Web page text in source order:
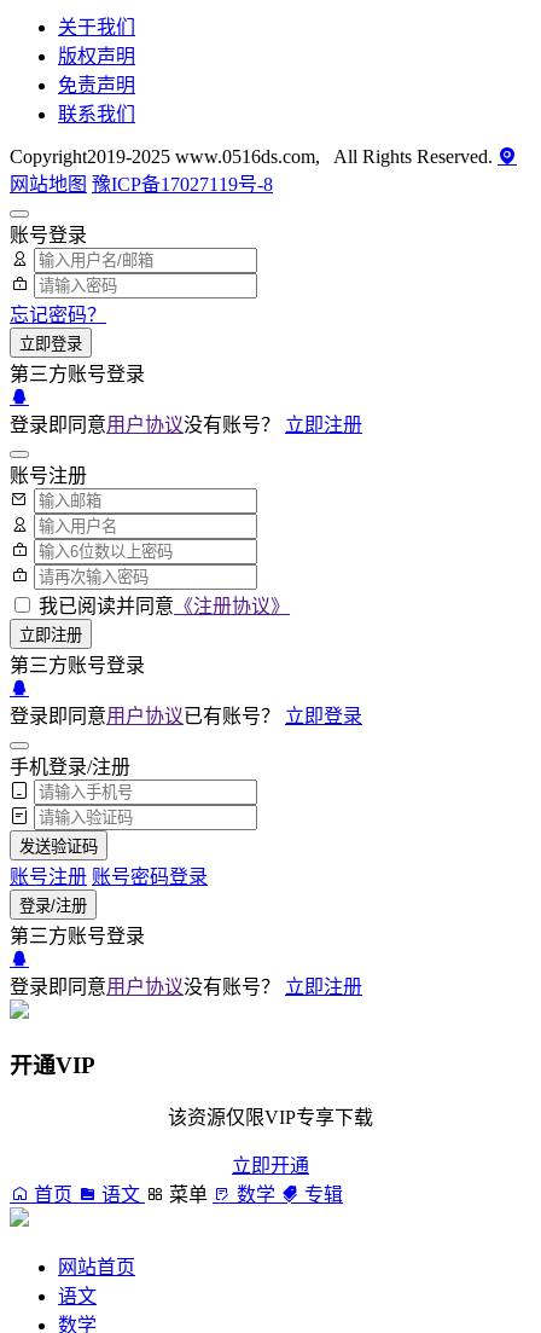
关于我们
版权声明
免责声明
联系我们
Copyright2019-2025 www.0516ds.com, All Rights Reserved.
网站地图 豫ICP备17027119号-8
账号登录
忘记密码？
立即登录
第三方账号登录
登录即同意用户协议没有账号？ 立即注册
账号注册
我已阅读并同意 《注册协议》
立即注册
第三方账号登录
登录即同意用户协议已有账号？ 立即登录
手机登录/注册
发送验证码
账号注册 账号密码登录
登录/注册
第三方账号登录
登录即同意用户协议没有账号？ 立即注册
开通VIP
该资源仅限VIP专享下载
立即开通
首页
语文 菜单 数学 专辑
网站首页
语文
数学